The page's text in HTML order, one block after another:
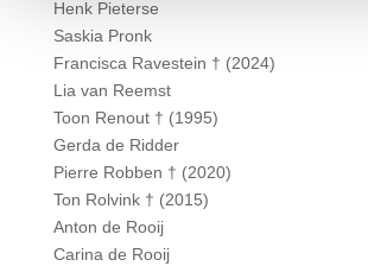
Henk Pieterse
Saskia Pronk
Francisca Ravestein † (2024)
Lia van Reemst
Toon Renout † (1995)
Gerda de Ridder
Pierre Robben † (2020)
Ton Rolvink † (2015)
Anton de Rooij
Carina de Rooij